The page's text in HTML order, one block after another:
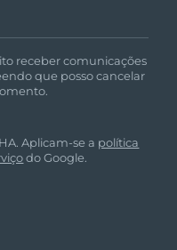
receber comunicações
que posso cancelar
Aplicam-se a política
do Google.